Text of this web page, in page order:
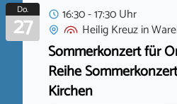
Do.
27
16:30 - 17:30 Uhr
Heilig Kreuzin
Sommerkonzert für
Reihe
Kirchen